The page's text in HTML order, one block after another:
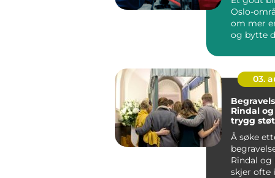
Oslo-
om mer
og bytte
03.
Rindal
trygg
personlig
i en
Å søke
Rindal og
skjer ofte